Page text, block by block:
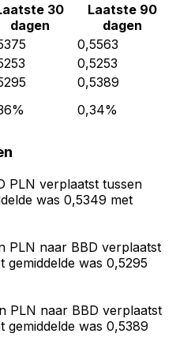
30
dagen
Laatste 90
dagen
0,5563
0,5253
0,5389
0,34%
PLN verplaatst tussen
was 0,5349 met
PLN naar BBD verplaatst
gemiddelde was 0,5295
PLN naar BBD verplaatst
gemiddelde was 0,5389